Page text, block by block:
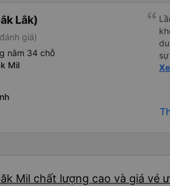
Lắk)
giá)
nằm 34 chỗ
Mil
Mil chất lượng cao và giá vé